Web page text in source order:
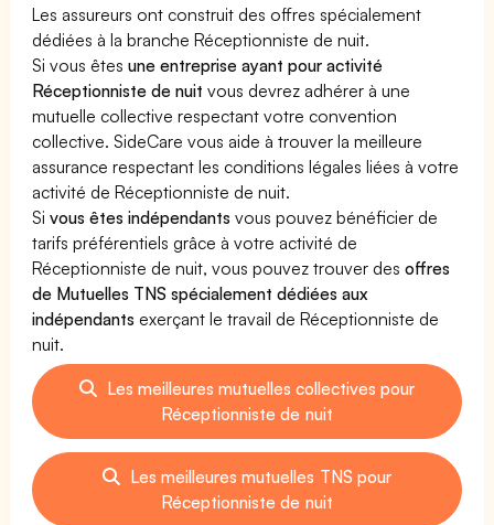
Les assureurs ont construit des offres spécialement
dédiées à la branche Réceptionniste de nuit.
Si vous êtesune entreprise ayant pour activité
Réceptionniste de nuit vous devrez adhérer à une
mutuelle collective respectant votre convention
collective. SideCare vous aide à trouver la meilleure
assurance respectant les conditions légales liées à votre
activité de Réceptionniste de nuit.
Sivous êtes indépendants vous pouvez bénéficier de
tarifs préférentiels grâce à votre activité de
Réceptionniste de nuit, vous pouvez trouver desoffres
de Mutuelles TNS spécialement dédiées aux
indépendants exerçant le travail de Réceptionniste de
nuit.
Les meilleures mutuelles collectives pour
Réceptionniste de nuit
Les meilleures mutuelles TNS pour
Réceptionniste de nuit